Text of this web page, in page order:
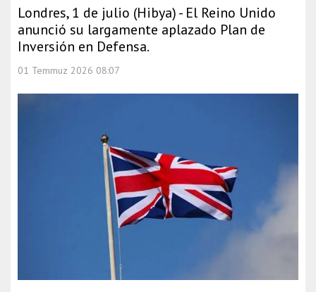
Londres, 1 de julio (Hibya) - El Reino Unido
anunció su largamente aplazado Plan de
Inversión en Defensa.
01 Temmuz 2026 08:07